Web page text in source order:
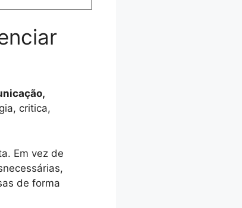
critica,
Em vez de
de forma